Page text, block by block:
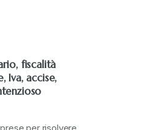
fiscalità
Iva, accise,